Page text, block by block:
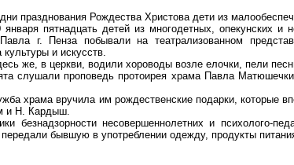
празднования Рождества Христова дети из
января пятнадцать детей из многодетных, опекунских и
г. Пенза побывали на театрализованном
и искусств.
же, в церкви, водили хороводы возле елочки, пели
слушали проповедь протоирея храма Павла
храма вручила им рождественские подарки, которые
и Н. Кардыш.
безнадзорности несовершеннолетних и психолого-
бывшую в употреблении одежду, продукты